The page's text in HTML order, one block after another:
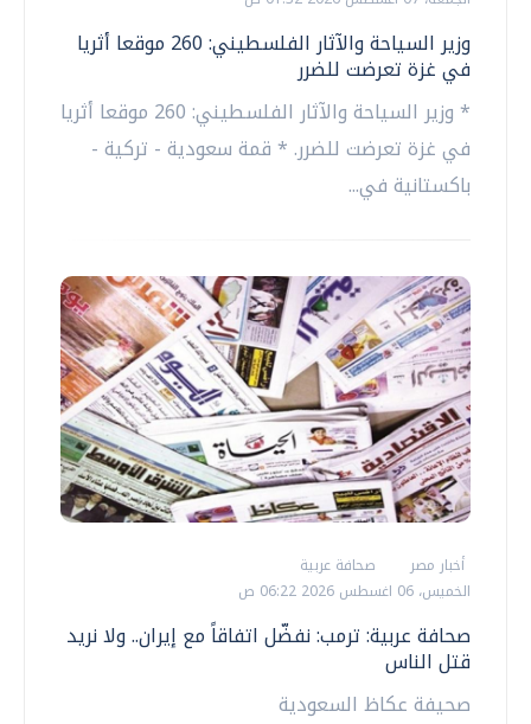
وزير السياحة والآثار الفلسطيني: 260 موقعا أثريا
في غزة تعرضت للضرر
* وزير السياحة والآثار الفلسطيني: 260 موقعا أثريا
في غزة تعرضت للضرر. * قمة سعودية - تركية -
باكستانية في...
أخبار مصر
صحافة عربية
الخميس، 06 اغسطس 2026 06:22 ص
صحافة عربية: ترمب: نفضّل اتفاقاً مع إيران.. ولا نريد
قتل الناس
صحيفة عكاظ السعودية